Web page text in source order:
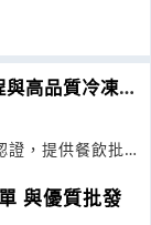
高品質冷凍貢
證，提供餐飲批
與優質批發